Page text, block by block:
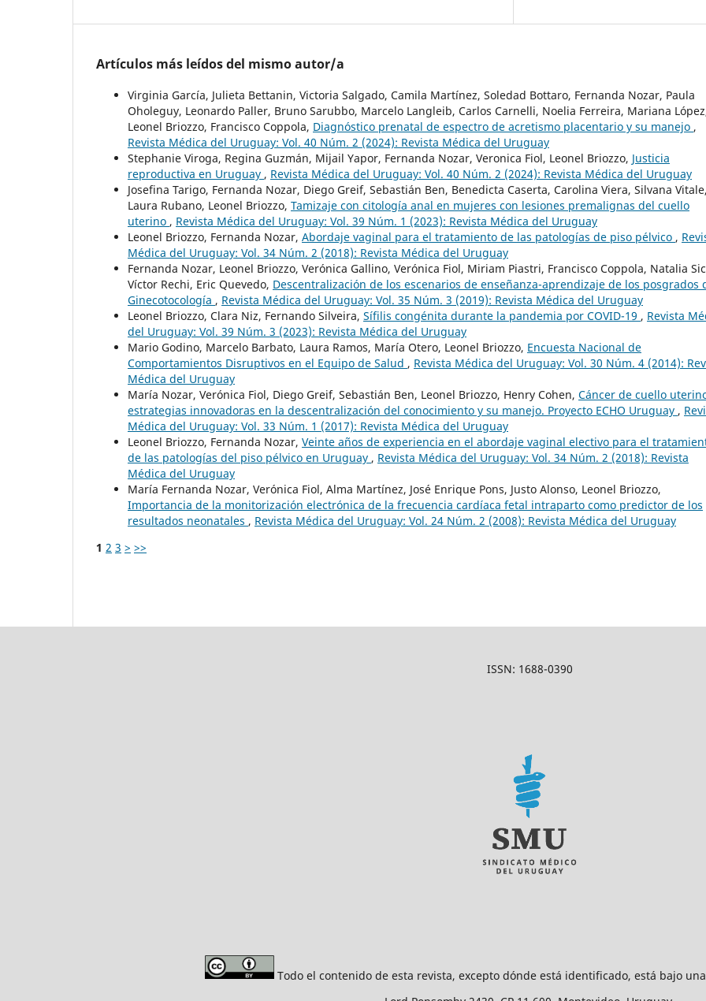
Artículos más leídos del mismo autor/a
Virginia García, Julieta Bettanin, Victoria Salgado, Camila Martínez, Soledad Bottaro, Fernanda Nozar, Paula
Oholeguy, Leonardo Paller, Bruno Sarubbo, Marcelo Langleib, Carlos Carnelli, Noelia Ferreira, Mariana
Leonel Briozzo, Francisco Coppola, Diagnóstico prenatal de espectro de acretismo placentario y su manejo ,
Revista Médica del Uruguay: Vol. 40 Núm. 2 (2024): Revista Médica del Uruguay
Stephanie Viroga, Regina Guzmán, Mijail Yapor, Fernanda Nozar, Veronica Fiol, Leonel Briozzo, Justicia
reproductiva en Uruguay , Revista Médica del Uruguay: Vol. 40 Núm. 2 (2024): Revista Médica del Uruguay
Josefina Tarigo, Fernanda Nozar, Diego Greif, Sebastián Ben, Benedicta Caserta, Carolina Viera, Silvana Vitale,
Laura Rubano, Leonel Briozzo, Tamizaje con citología anal en mujeres con lesiones premalignas del cuello
uterino , Revista Médica del Uruguay: Vol. 39 Núm. 1 (2023): Revista Médica del Uruguay
Leonel Briozzo, Fernanda Nozar, Abordaje vaginal para el tratamiento de las patologías de piso pélvico ,
Médica del Uruguay: Vol. 34 Núm. 2 (2018): Revista Médica del Uruguay
Fernanda Nozar, Leonel Briozzo, Verónica Gallino, Verónica Fiol, Miriam Piastri, Francisco Coppola, Natalia
Víctor Rechi, Eric Quevedo, Descentralización de los escenarios de enseñanza-aprendizaje de los posgrados
Ginecotocología , Revista Médica del Uruguay: Vol. 35 Núm. 3 (2019): Revista Médica del Uruguay
Leonel Briozzo, Clara Niz, Fernando Silveira, Sífilis congénita durante la pandemia por COVID-19 , Revista
del Uruguay: Vol. 39 Núm. 3 (2023): Revista Médica del Uruguay
Mario Godino, Marcelo Barbato, Laura Ramos, María Otero, Leonel Briozzo, Encuesta Nacional de
Comportamientos Disruptivos en el Equipo de Salud , Revista Médica del Uruguay: Vol. 30 Núm. 4 (2014):
Médica del Uruguay
María Nozar, Verónica Fiol, Diego Greif, Sebastián Ben, Leonel Briozzo, Henry Cohen, Cáncer de cuello
estrategias innovadoras en la descentralización del conocimiento y su manejo. Proyecto ECHO Uruguay ,
Médica del Uruguay: Vol. 33 Núm. 1 (2017): Revista Médica del Uruguay
Leonel Briozzo, Fernanda Nozar, Veinte años de experiencia en el abordaje vaginal electivo para el
de las patologías del piso pélvico en Uruguay , Revista Médica del Uruguay: Vol. 34 Núm. 2 (2018): Revista
Médica del Uruguay
María Fernanda Nozar, Verónica Fiol, Alma Martínez, José Enrique Pons, Justo Alonso, Leonel Briozzo,
Importancia de la monitorización electrónica de la frecuencia cardíaca fetal intraparto como predictor de los
resultados neonatales , Revista Médica del Uruguay: Vol. 24 Núm. 2 (2008): Revista Médica del Uruguay
1 2 3 > >>
ISSN: 1688-0390
Todo el contenido de esta revista, excepto dónde está identificado, está bajo una